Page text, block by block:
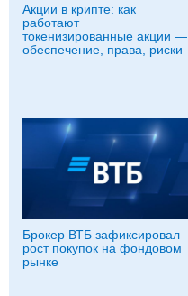
Акции в крипте: как
работают
токенизированные акции —
обеспечение, права, риски
Брокер ВТБ зафиксировал
рост покупок на фондовом
рынке